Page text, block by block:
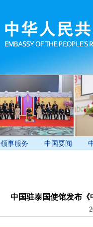
领事服务 中国要闻
中国驻泰国使馆发布